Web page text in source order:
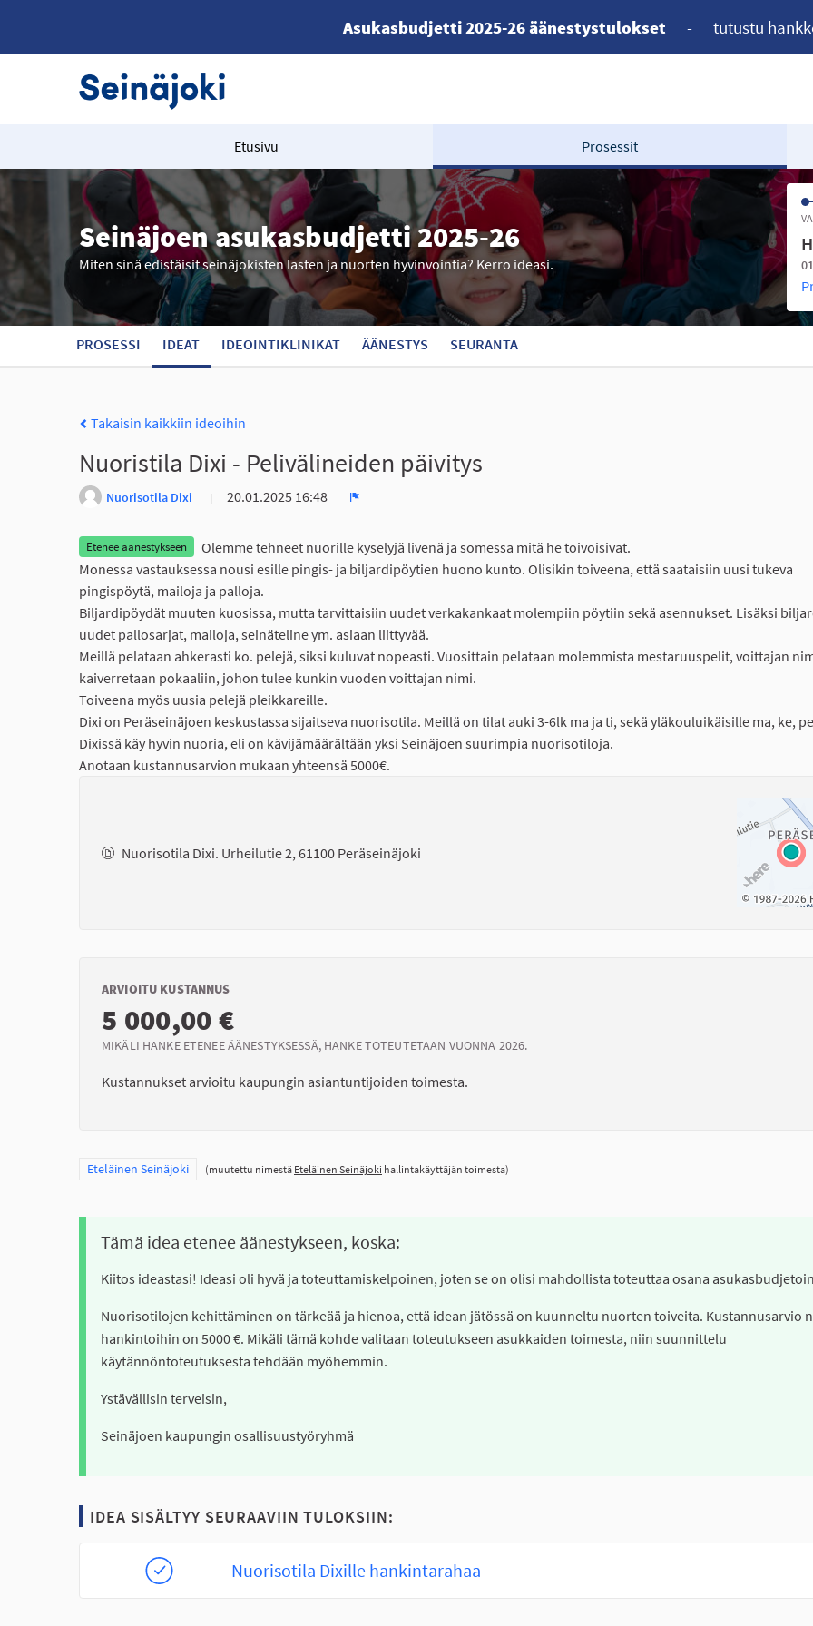
Asukasbudjetti 2025-26 äänestystulokset - tutustu
Etusivu Prosessit
Seinäjoen asukasbudjetti 2025-26
Miten sinä edistäisit seinäjokisten lasten ja nuorten hyvinvointia? Kerro ideasi.
PROSESSI IDEAT IDEOINTIKLINIKAT ÄÄNESTYS SEURANTA
Takaisin kaikkiin ideoihin
Nuoristila Dixi - Pelivälineiden päivitys
Nuorisotila Dixi
20.01.2025 16:48
Etenee äänestykseen
Olemme tehneet nuorille kyselyjä livenä ja somessa mitä he toivoisivat.
Monessa vastauksessa nousi esille pingis- ja biljardipöytien huono kunto. Olisikin toiveena, että saataisiin uusi tukeva
pingispöytä, mailoja ja palloja.
Biljardipöydät muuten kuosissa, mutta tarvittaisiin uudet verkakankaat molempiin pöytiin sekä asennukset. Lisäksi
uudet pallosarjat, mailoja, seinäteline ym. asiaan liittyvää.
Meillä pelataan ahkerasti ko. pelejä, siksi kuluvat nopeasti. Vuosittain pelataan molemmista mestaruuspelit, voittajan
kaiverretaan pokaaliin, johon tulee kunkin vuoden voittajan nimi.
Toiveena myös uusia pelejä pleikkareille.
Dixi on Peräseinäjoen keskustassa sijaitseva nuorisotila. Meillä on tilat auki 3-6lk ma ja ti, sekä yläkouluikäisille ma, ke,
Dixissä käy hyvin nuoria, eli on kävijämäärältään yksi Seinäjoen suurimpia nuorisotiloja.
Anotaan kustannusarvion mukaan yhteensä 5000€.
Nuorisotila Dixi. Urheilutie 2, 61100 Peräseinäjoki
ARVIOITU KUSTANNUS
5 000,00 €
MIKÄLI HANKE ETENEE ÄÄNESTYKSESSÄ, HANKE TOTEUTETAAN VUONNA 2026.
Kustannukset arvioitu kaupungin asiantuntijoiden toimesta.
Rajaa tulokset teeman mukaan: Eteläinen Seinäjoki
Eteläinen Seinäjoki (muutettu nimestä Eteläinen Seinäjoki hallintakäyttäjän toimesta)
Tämä idea etenee äänestykseen, koska:
Kiitos ideastasi! Ideasi oli hyvä ja toteuttamiskelpoinen, joten se on olisi mahdollista toteuttaa osana
Nuorisotilojen kehittäminen on tärkeää ja hienoa, että idean jätössä on kuunneltu nuorten toiveita. Kustannusarvio
hankintoihin on 5000 €. Mikäli tämä kohde valitaan toteutukseen asukkaiden toimesta, niin suunnittelu
käytännöntoteutuksesta tehdään myöhemmin.
Ystävällisin terveisin,
Seinäjoen kaupungin osallisuustyöryhmä
IDEA SISÄLTYY SEURAAVIIN TULOKSIIN:
Nuorisotila Dixille hankintarahaa